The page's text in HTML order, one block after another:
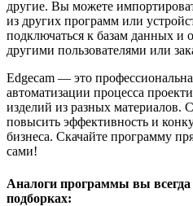
другие. Вы можете
из других программ или
подключаться к базам данных и
другими пользователями или
Edgecam — это
автоматизации процесса
изделий из разных
повысить эффективность и
бизнеса. Скачайте программу
сами!
Аналоги программы вы
подборках: